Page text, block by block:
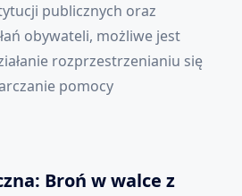
publicznych oraz
obywateli, możliwe jest
rozprzestrzenianiu się
pomocy
Broń w walce z